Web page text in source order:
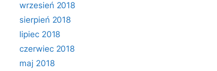
wrzesień 2018
sierpień 2018
lipiec 2018
czerwiec 2018
maj 2018